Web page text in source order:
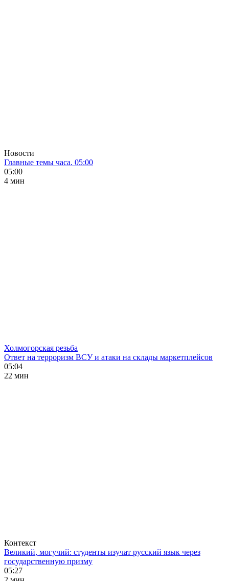
Новости
Главные темы часа. 05:00
05:00
4 мин
Холмогорская резьба
Ответ на терроризм ВСУ и атаки на склады маркетплейсов
05:04
22 мин
Контекст
Великий, могучий: студенты изучат русский язык через
государственную призму
05:27